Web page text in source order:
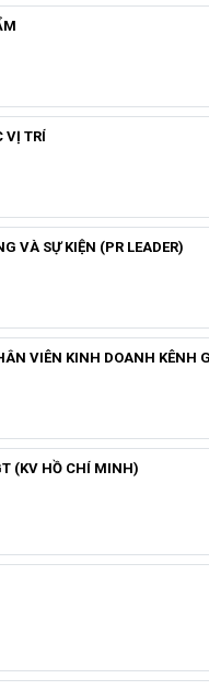
VỊ TRÍ
VÀ SỰ KIỆN (PR LEADER)
VIÊN KINH DOANH KÊNH
(KV HỒ CHÍ MINH)